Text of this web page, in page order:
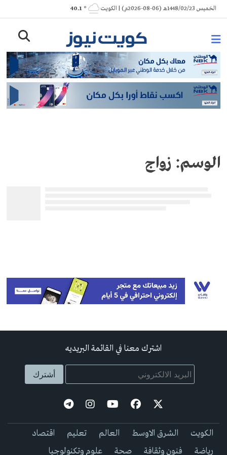
Skip
to
الخميس 1448/02/23هـ (06-08-2026م) | الكويت ° 40.1
الوسم: زواج
اشترك معنا في القائمة البريديه
الكويت الشرق الاوسط العالم تعليم
اقتصاد
رياضة
فنون وثقافة صحة علوم وتكنولوجيا